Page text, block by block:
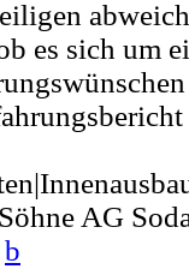
es sich um
AG
b